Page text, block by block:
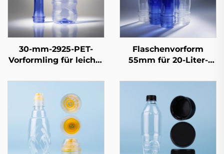
30-mm-2925-PET-
Vorformling für leichte
Saftflaschen – 10,5 g
bis 35 g |
Hochwirksame
Präzisionsformgebung
Flaschenvorform
55mm für 20-Liter-